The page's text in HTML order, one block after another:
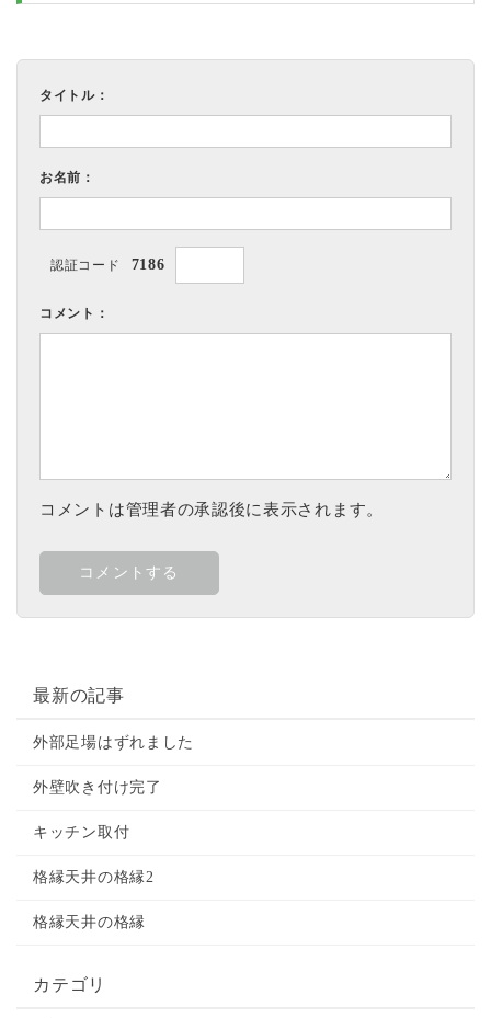
タイトル：
お名前：
認証コード 7186
コメント：
コメントは管理者の承認後に表示されます。
最新の記事
外部足場はずれました
外壁吹き付け完了
キッチン取付
格縁天井の格縁2
格縁天井の格縁
カテゴリ